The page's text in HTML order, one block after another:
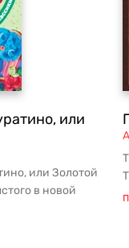
или
или Золотой
в новой
для дошко...